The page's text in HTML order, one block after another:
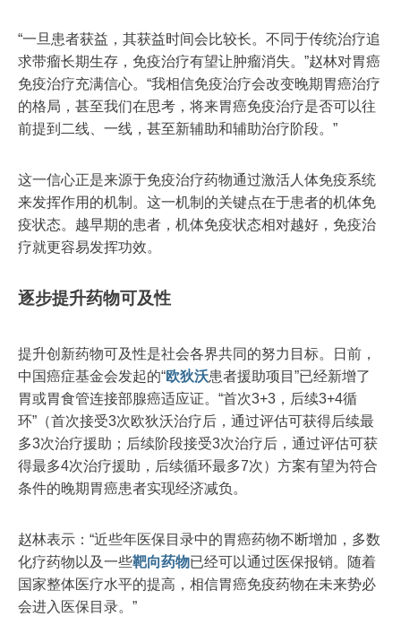
“一旦患者获益，其获益时间会比较长。不同于传统治疗追
求带瘤长期生存，免疫治疗有望让肿瘤消失。”赵林对胃癌
免疫治疗充满信心。“我相信免疫治疗会改变晚期胃癌治疗
的格局，甚至我们在思考，将来胃癌免疫治疗是否可以往
前提到二线、一线，甚至新辅助和辅助治疗阶段。”
这一信心正是来源于免疫治疗药物通过激活人体免疫系统
来发挥作用的机制。这一机制的关键点在于患者的机体免
疫状态。越早期的患者，机体免疫状态相对越好，免疫治
疗就更容易发挥功效。
逐步提升药物可及性
提升创新药物可及性是社会各界共同的努力目标。日前，
中国癌症基金会发起的“欧狄沃患者援助项目”已经新增了
胃或胃食管连接部腺癌适应证。“首次3+3，后续3+4循
环”（首次接受3次欧狄沃治疗后，通过评估可获得后续最
多3次治疗援助；后续阶段接受3次治疗后，通过评估可获
得最多4次治疗援助，后续循环最多7次）方案有望为符合
条件的晚期胃癌患者实现经济减负。
赵林表示：“近些年医保目录中的胃癌药物不断增加，多数
化疗药物以及一些靶向药物已经可以通过医保报销。随着
国家整体医疗水平的提高，相信胃癌免疫药物在未来势必
会进入医保目录。”